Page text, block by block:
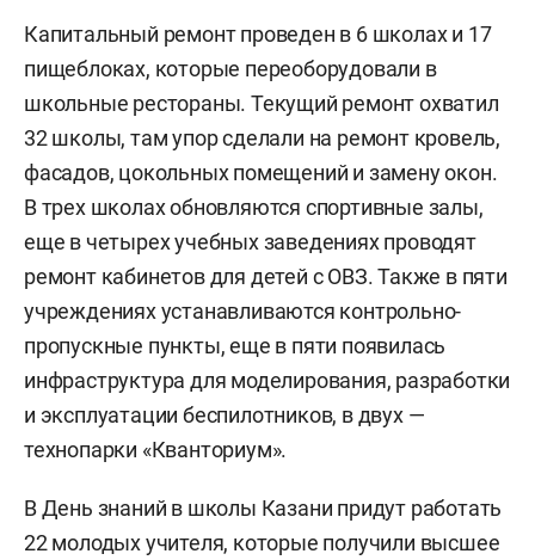
Капитальный ремонт проведен в 6 школах и 17
пищеблоках, которые переоборудовали в
школьные рестораны. Текущий ремонт охватил
32 школы, там упор сделали на ремонт кровель,
фасадов, цокольных помещений и замену окон.
В трех школах обновляются спортивные залы,
еще в четырех учебных заведениях проводят
ремонт кабинетов для детей с ОВЗ. Также в пяти
учреждениях устанавливаются контрольно-
пропускные пункты, еще в пяти появилась
инфраструктура для моделирования, разработки
и эксплуатации беспилотников, в двух —
технопарки «Кванториум».
В День знаний в школы Казани придут работать
22 молодых учителя, которые получили высшее